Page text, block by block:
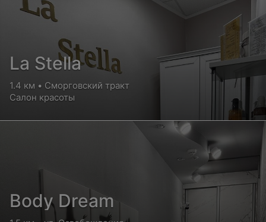
La Stella
1.4 км • Сморговский тракт
Салон красоты
Body Dream